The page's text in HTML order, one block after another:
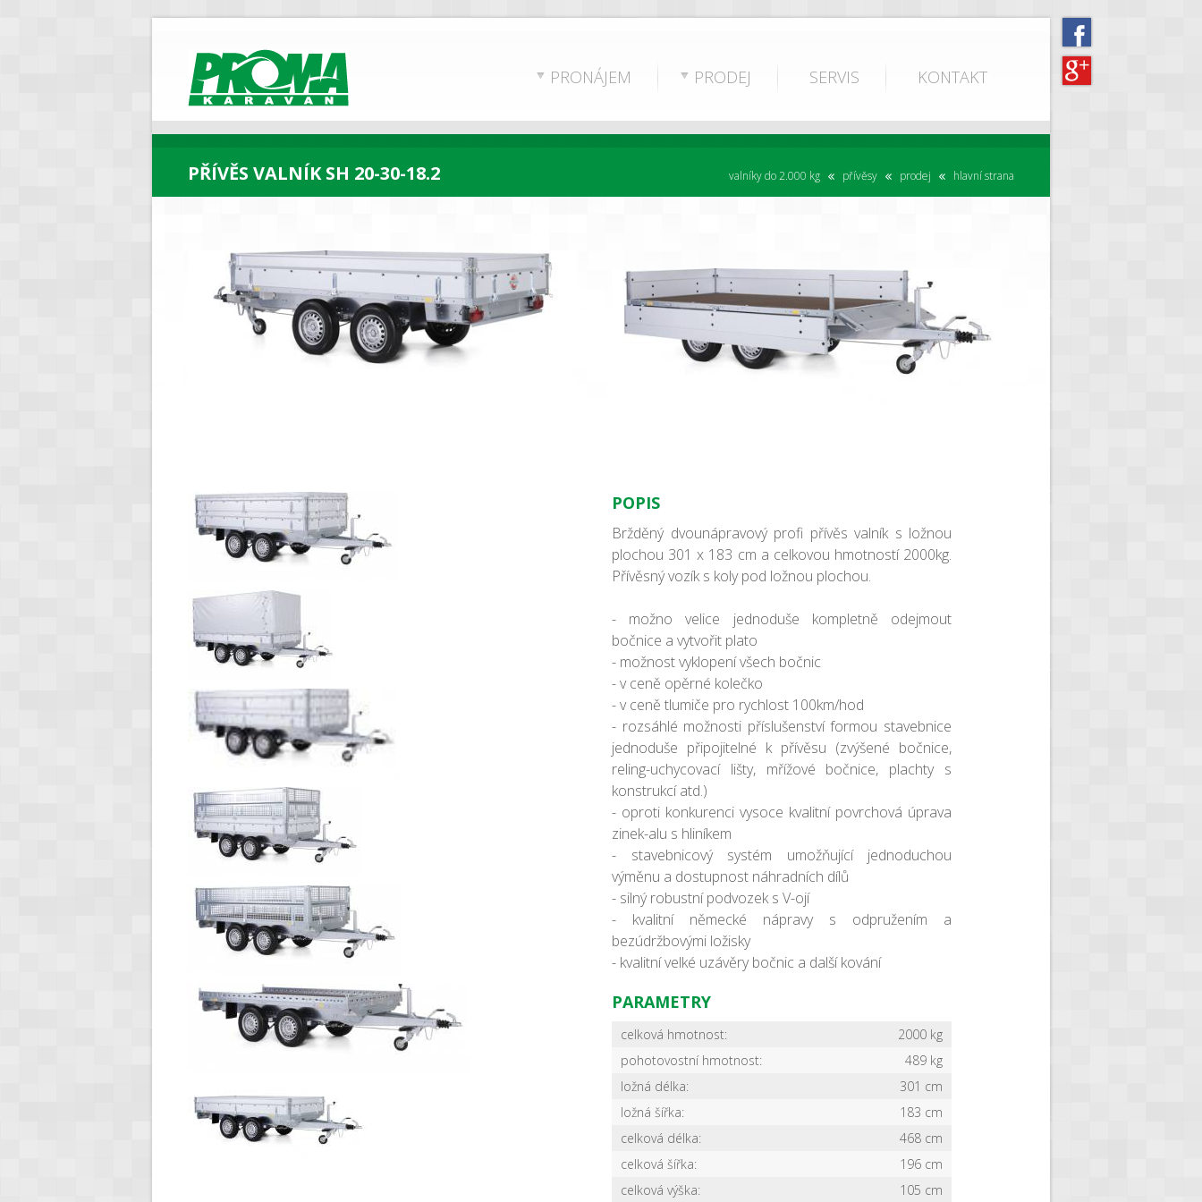
PROMA
Karavan
PRONÁJEM PRODEJ SERVIS KONTAKT
PŘÍVĚS VALNÍK SH 20-30-18.2 hlavní strana
prodej
přívěsy
valníky do 2.000 kg
POPIS
Bržděný dvounápravový profi přívěs valník s ložnou
plochou 301 x 183 cm a celkovou hmotností 2000kg.
Přívěsný vozík s koly pod ložnou plochou.
- možno velice jednoduše kompletně odejmout
bočnice a vytvořit plato
- možnost vyklopení všech bočnic
- v ceně opěrné kolečko
- v ceně tlumiče pro rychlost 100km/hod
- rozsáhlé možnosti příslušenství formou stavebnice
jednoduše připojitelné k přívěsu (zvýšené bočnice,
reling-uchycovací lišty, mřížové bočnice, plachty s
konstrukcí atd.)
- oproti konkurenci vysoce kvalitní povrchová úprava
zinek-alu s hliníkem
- stavebnicový systém umožňující jednoduchou
výměnu a dostupnost náhradních dílů
- silný robustní podvozek s V-ojí
- kvalitní německé nápravy s odpružením a
bezúdržbovými ložisky
- kvalitní velké uzávěry bočnic a další kování
PARAMETRY
celková hmotnost:
2000 kg
pohotovostní hmotnost:
489 kg
ložná délka:
301 cm
ložná šířka:
183 cm
celková délka:
468 cm
celková šířka:
196 cm
celková výška:
105 cm